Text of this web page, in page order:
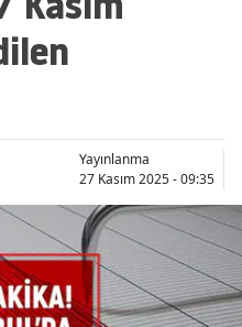
Yayınlanma
27 Kasım 2025 - 09:35